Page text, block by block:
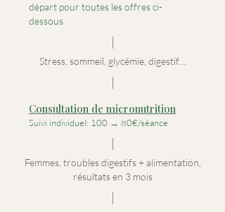
départ pour toutes les offres ci-
dessous
Stress, sommeil, glycémie, digestif…
Consultation de micronutrition
Suivi individuel: 100 → 80€/séance
Femmes, troubles digestifs + alimentation,
résultats en 3 mois